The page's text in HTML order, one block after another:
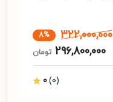
322,000,000
8%
296,800,000 تومان
0(0)